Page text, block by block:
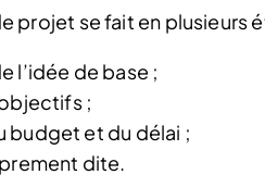
projet se fait en plusieurs
l’idée de base ;
;
budget et du délai ;
dite.